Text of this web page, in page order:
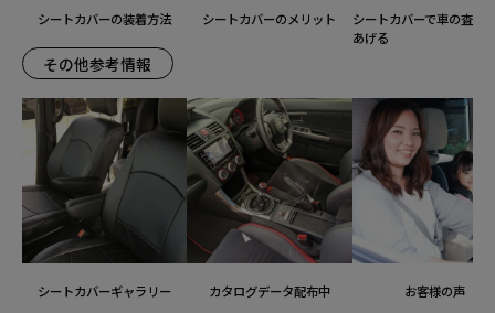
シートカバーの装着方法 シートカバーのメリット
シートカバーで車の査定
あげる
その他参考情報
シートカバーギャラリー カタログデータ配布中 お客様の声